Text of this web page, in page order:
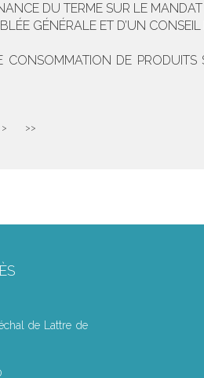
DU TERME SUR LE MANDAT
GÉNÉRALE ET D’UN CONSEIL
DE PRODUITS
> >>
de Lattre de